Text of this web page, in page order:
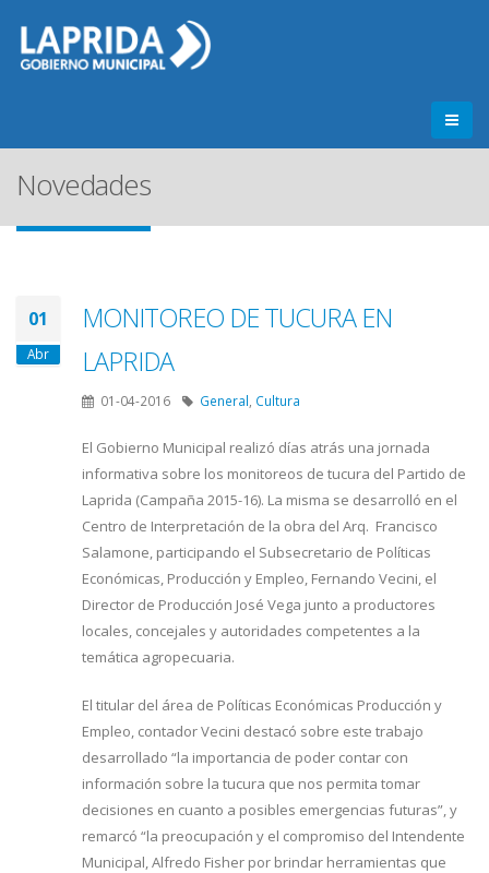
Novedades
01
Abr
MONITOREO DE TUCURA EN
LAPRIDA
01-04-2016 General Cultura
El Gobierno Municipal realizó días atrás una jornada
informativa sobre los monitoreos de tucura del Partido de
Laprida (Campaña 2015-16). La misma se desarrolló en el
Centro de Interpretación de la obra del Arq. Francisco
Salamone, participando el Subsecretario de Políticas
Económicas, Producción y Empleo, Fernando Vecini, el
Director de Producción José Vega junto a productores
locales, concejales y autoridades competentes a la
temática agropecuaria.
El titular del área de Políticas Económicas Producción y
Empleo, contador Vecini destacó sobre este trabajo
desarrollado “la importancia de poder contar con
información sobre la tucura que nos permita tomar
decisiones en cuanto a posibles emergencias futuras”, y
remarcó “la preocupación y el compromiso del Intendente
Municipal, Alfredo Fisher por brindar herramientas que